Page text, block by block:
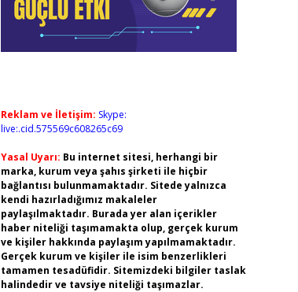
Reklam ve İletişim: Skype:
live:.cid.575569c608265c69
Yasal Uyarı: Bu internet sitesi, herhangi bir
marka, kurum veya şahıs şirketi ile hiçbir
bağlantısı bulunmamaktadır. Sitede yalnızca
kendi hazırladığımız makaleler
paylaşılmaktadır. Burada yer alan içerikler
haber niteliği taşımamakta olup, gerçek kurum
ve kişiler hakkında paylaşım yapılmamaktadır.
Gerçek kurum ve kişiler ile isim benzerlikleri
tamamen tesadüfidir. Sitemizdeki bilgiler taslak
halindedir ve tavsiye niteliği taşımazlar.